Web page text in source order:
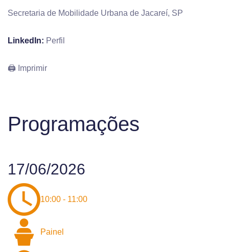
Secretaria de Mobilidade Urbana de Jacareí, SP
LinkedIn: Perfil
🖨 Imprimir
Programações
17/06/2026
10:00 - 11:00
Painel